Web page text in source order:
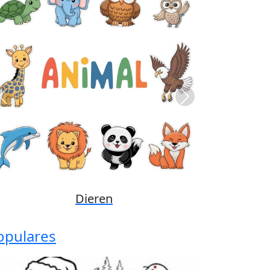
Disney
Previous Next